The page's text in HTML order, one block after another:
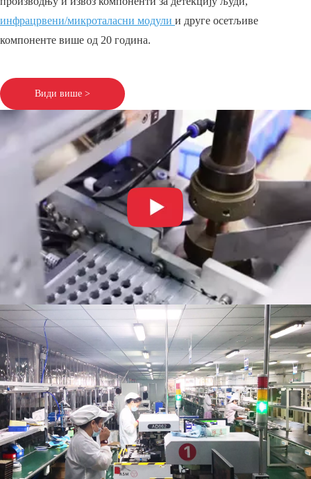
инфрацрвени/микроталасни модули и друге осетљиве
компоненте више од 20 година.
Види више >